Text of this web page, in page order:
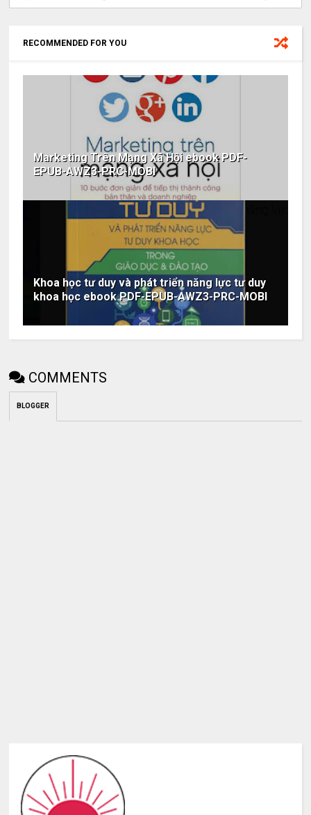
RECOMMENDED FOR YOU
Marketing Trên Mạng Xã Hội ebook PDF-
EPUB-AWZ3-PRC-MOBI
Khoa học tư duy và phát triển năng lực tư duy
khoa học ebook PDF-EPUB-AWZ3-PRC-MOBI
COMMENTS
BLOGGER